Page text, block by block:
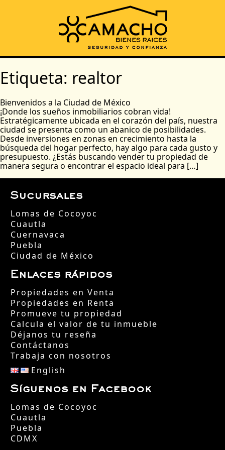
Etiqueta: realtor
Bienvenidos a la Ciudad de México
¡Donde los sueños inmobiliarios cobran vida!
Estratégicamente ubicada en el corazón del país, nuestra
ciudad se presenta como un abanico de posibilidades.
Desde inversiones en zonas en crecimiento hasta la
búsqueda del hogar perfecto, hay algo para cada gusto y
presupuesto. ¿Estás buscando vender tu propiedad de
manera segura o encontrar el espacio ideal para […]
Sucursales
Lomas de Cocoyoc
Cuautla
Cuernavaca
Puebla
Ciudad de México
Enlaces rápidos
Propiedades en Venta
Propiedades en Renta
Promueve tu propiedad
Calcula el valor de tu inmueble
Déjanos tu reseña
Contáctanos
Trabaja con nosotros
English
Síguenos en Facebook
Lomas de Cocoyoc
Cuautla
Puebla
CDMX